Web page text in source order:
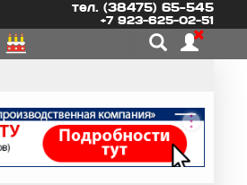
тел. (38475) 65-545
+7 923-625-02-51